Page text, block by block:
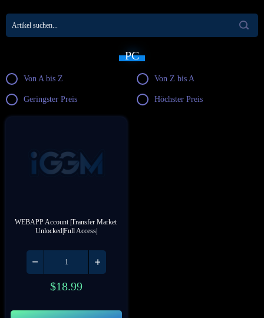
PC
Von A bis Z Von Z bis A
Geringster Preis Höchster Preis
WEBAPP Account |Transfer Market
Unlocked|Full Access|
$18.99